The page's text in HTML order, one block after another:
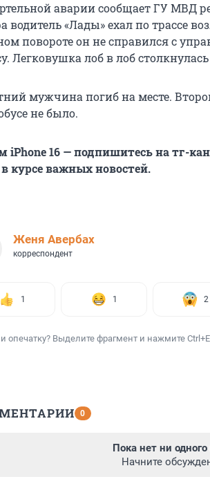
аварии сообщает ГУ МВД
водитель «Лады» ехал по трассе
повороте он не справился с
Легковушка лоб в лоб
мужчина погиб на месте.
не было.
iPhone 16 — подпишитесь на тг-
курсе важных новостей.
Женя Авербах
корреспондент
1 1 2
опечатку? Выделите фрагмент и нажмите
0
Пока нет ни
Начните